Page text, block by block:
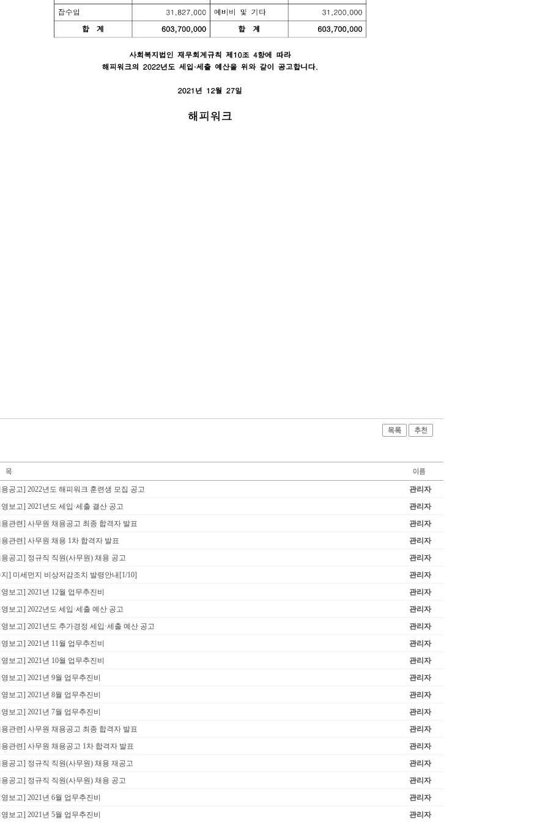
공고] 2022년도 해피워크 훈련생 모집 공고
관리자
보고] 2021년도 세입·세출 결산 공고
관리자
관련] 사무원 채용공고 최종 합격자 발표
관리자
관련] 사무원 채용 1차 합격자 발표
관리자
공고] 정규직 직원(사무원) 채용 공고
관리자
] 미세먼지 비상저감조치 발령안내[1/10]
관리자
보고] 2021년 12월 업무추진비
관리자
보고] 2022년도 세입·세출 예산 공고
관리자
보고] 2021년도 추가경정 세입·세출 예산 공고
관리자
보고] 2021년 11월 업무추진비
관리자
보고] 2021년 10월 업무추진비
관리자
보고] 2021년 9월 업무추진비
관리자
보고] 2021년 8월 업무추진비
관리자
보고] 2021년 7월 업무추진비
관리자
관련] 사무원 채용공고 최종 합격자 발표
관리자
관련] 사무원 채용공고 1차 합격자 발표
관리자
공고] 정규직 직원(사무원) 채용 재공고
관리자
공고] 정규직 직원(사무원) 채용 공고
관리자
보고] 2021년 6월 업무추진비
관리자
보고] 2021년 5월 업무추진비
관리자